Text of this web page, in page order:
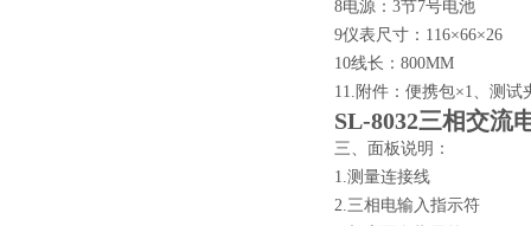
8电源：3节7号电池
9仪表尺寸：116×66×26
10线长：800MM
11.附件：便携包×1、测试
SL-8032三相交流
三、面板说明：
1.测量连接线
2.三相电输入指示符